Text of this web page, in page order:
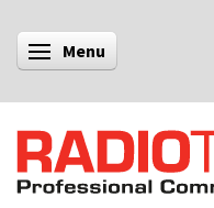
Skifte navigation
Menu